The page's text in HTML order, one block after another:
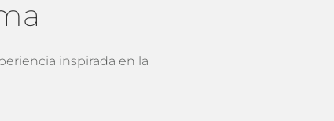
inspirada en la